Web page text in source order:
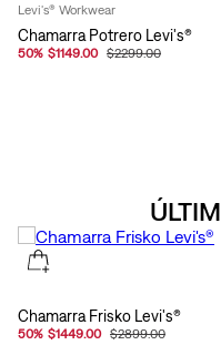
Levi's® Workwear
Chamarra Potrero Levi's®
50% $1149.00 $2299.00
Chamarra Frisko Levi's®
50% $1449.00 $2899.00